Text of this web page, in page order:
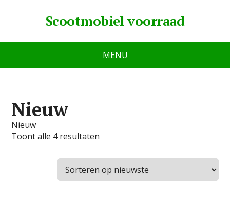
Scootmobiel voorraad
MENU
Nieuw
Nieuw
Toont alle 4 resultaten